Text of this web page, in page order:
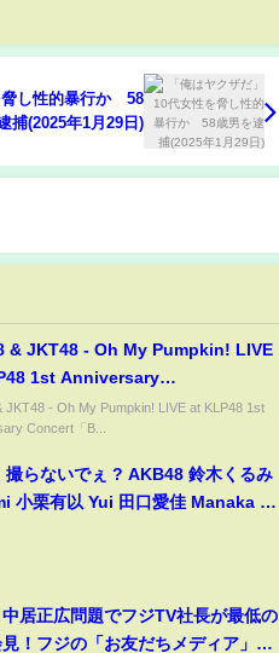
脅し性的暴行か 58
捕(2025年1月29日)
& JKT48 - Oh My Pumpkin! LIVE
1st Anniversary
「BLOOM」, Zepp KL, 16
2025
JKT48 - Oh My Pumpkin! LIVE at KLP48 1st
Concert「B...
撮らないでぇ ? AKB48 鈴木くるみ
小栗有以 Yui 田口愛佳 Manaka ?
居正広問題でフジTV社長が最低の
！フジの「お友だちメディア」の